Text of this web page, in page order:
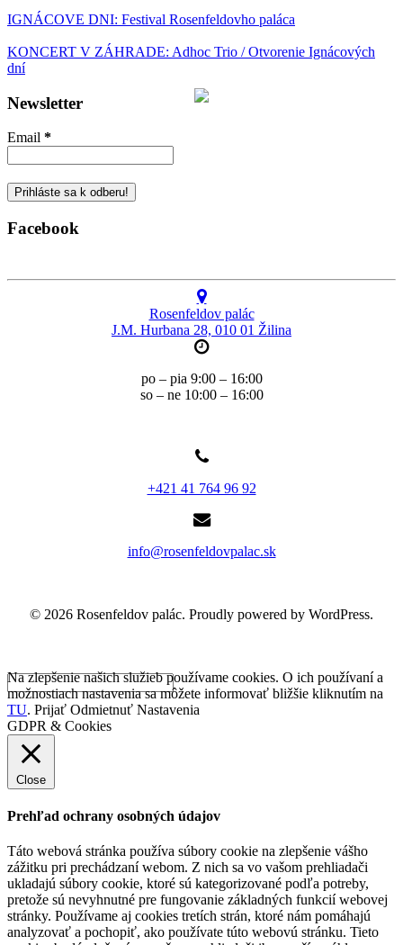
IGNÁCOVE DNI: Festival Rosenfeldovho paláca
KONCERT V ZÁHRADE: Adhoc Trio / Otvorenie Ignácových
dní
Newsletter
Email *
Facebook
Rosenfeldov palác
J.M. Hurbana 28, 010 01 Žilina
po – pia 9:00 – 16:00
so – ne 10:00 – 16:00
+421 41 764 96 92
info@rosenfeldovpalac.sk
© 2026 Rosenfeldov palác. Proudly powered by WordPress.
Na zlepšenie našich služieb používame cookies. O ich používaní a
možnostiach nastavenia sa môžete informovať bližšie kliknutím na
TU. Prijať Odmietnuť Nastavenia
GDPR & Cookies
Close
Prehľad ochrany osobných údajov
Táto webová stránka používa súbory cookie na zlepšenie vášho
zážitku pri prechádzaní webom. Z nich sa vo vašom prehliadači
ukladajú súbory cookie, ktoré sú kategorizované podľa potreby,
pretože sú nevyhnutné pre fungovanie základných funkcií webovej
stránky. Používame aj cookies tretích strán, ktoré nám pomáhajú
analyzovať a pochopiť, ako používate túto webovú stránku. Tieto